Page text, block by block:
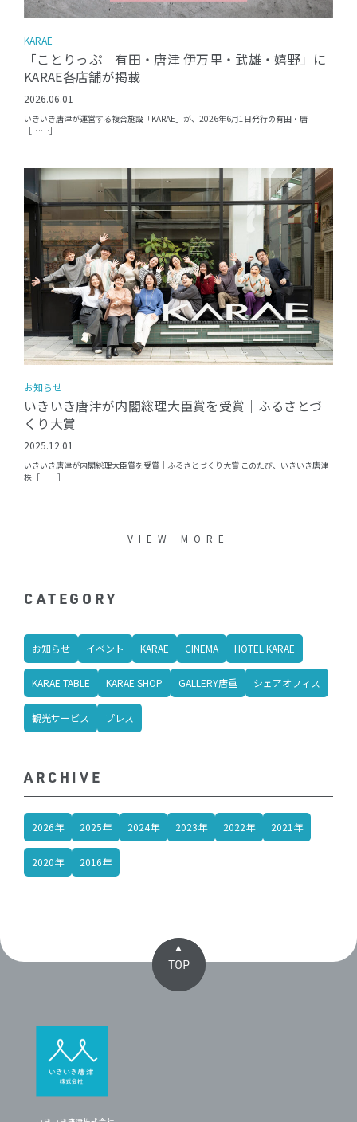
CATEGORY
お知らせ イベント KARAE CINEMA HOTEL KARAE
KARAE TABLE KARAE SHOP GALLERY唐重 シェアオフィス
観光サービス プレス
ARCHIVE
2026年 2025年 2024年 2023年 2022年 2021年
2020年 2016年
KARAE
「ことりっぷ 有田・唐津 伊万里・武雄・嬉野」に
KARAE各店舗が掲載
2026.06.01
いきいき唐津が運営する複合施設「KARAE」が、2026年6月1日発行の有田・唐
［……］
お知らせ
いきいき唐津が内閣総理大臣賞を受賞｜ふるさとづ
くり大賞
2025.12.01
いきいき唐津が内閣総理大臣賞を受賞｜ふるさとづくり大賞 このたび、いきいき唐津
株［……］
VIEW MORE
TOP